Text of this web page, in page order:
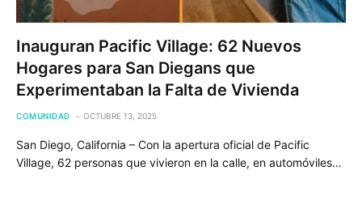
Inauguran Pacific Village: 62 Nuevos
Hogares para San Diegans que
Experimentaban la Falta de Vivienda
COMUNIDAD OCTUBRE 13, 2025
San Diego, California – Con la apertura oficial de Pacific
Village, 62 personas que vivieron en la calle, en automóviles…